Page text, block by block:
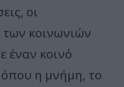
οι
των κοινωνιών
έναν κοινό
η μνήμη, το